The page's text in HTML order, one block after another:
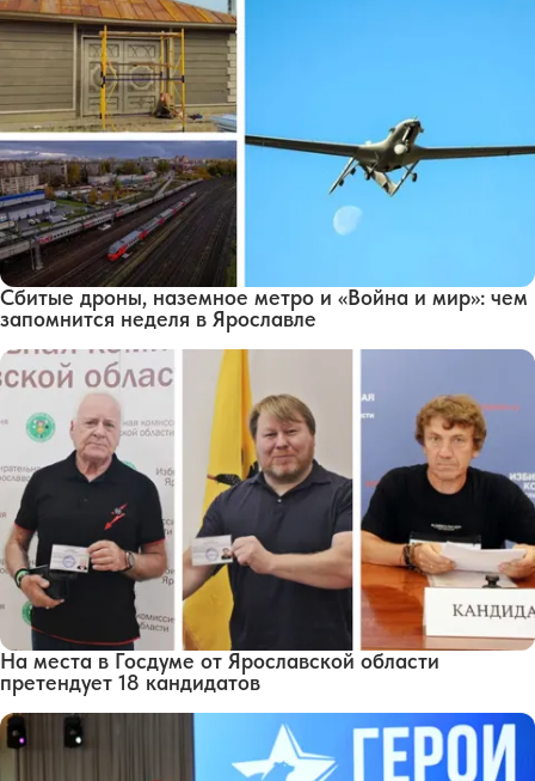
Сбитые дроны, наземное метро и «Война и мир»: чем
запомнится неделя в Ярославле
На места в Госдуме от Ярославской области
претендует 18 кандидатов